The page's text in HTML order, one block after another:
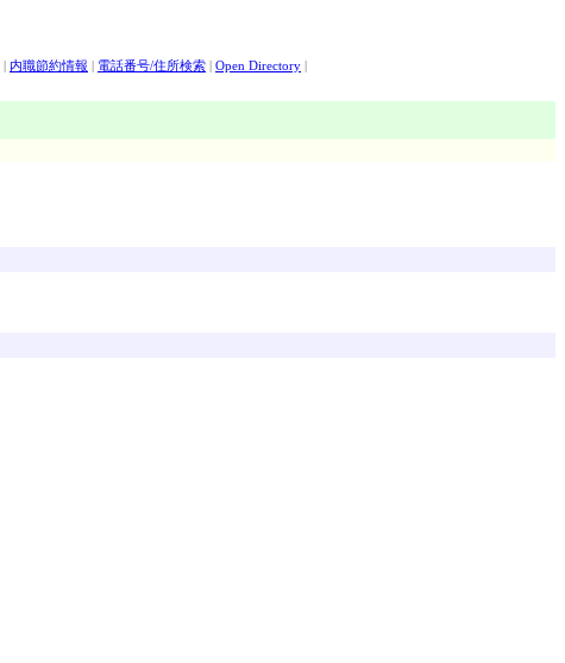
| 内職節約情報 | 電話番号/住所検索 | Open Directory |